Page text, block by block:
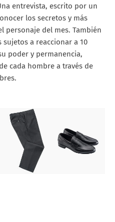
entrevista, escrito por un
los secretos y más
personaje del mes. También
a reaccionar a 10
poder y permanencia,
cada hombre a través de